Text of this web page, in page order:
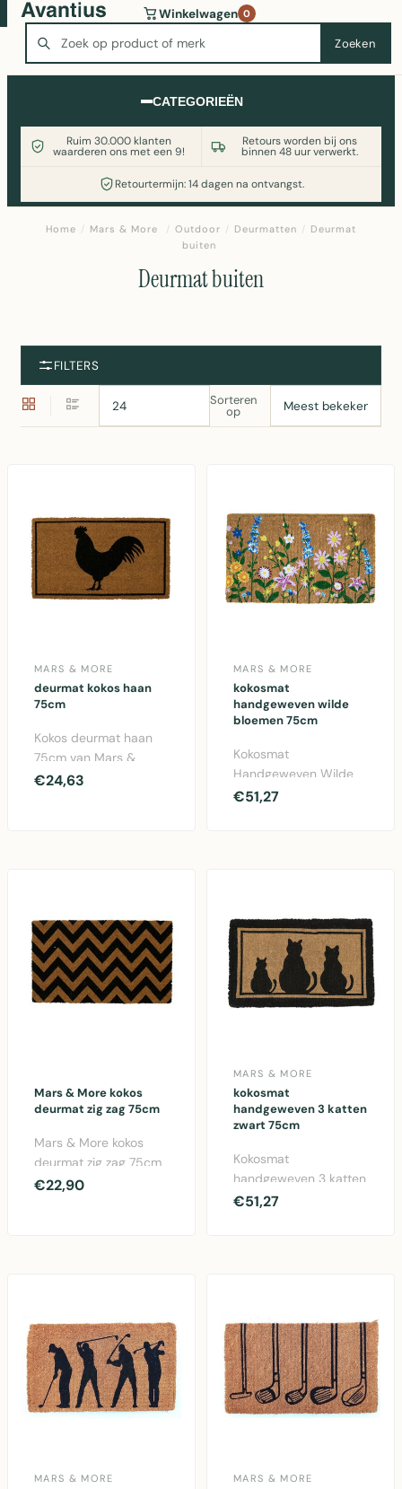
Zoeken
Winkelwagen 0
CATEGORIEËN
Ruim 30.000 klanten
waarderen ons met een 9!
Retours worden bij ons
binnen 48 uur verwerkt.
Retourtermijn: 14 dagen na ontvangst.
Wasmachine of koelkast nodig? Vergelijk alle prijzen op
Witgoedaanbod.nl
Home / Mars & More / Outdoor / Deurmatten / Deurmat
buiten
Deurmat buiten
FILTERS
Sorteren
op
MARS & MORE
deurmat kokos haan
75cm
Kokos deurmat haan
75cm van Mars &
More. Duurzame
€24,63
MARS & MORE
kokosmat
handgeweven wilde
bloemen 75cm
Kokosmat
Handgeweven Wilde
Bloemen 75cm -
€51,27
Mars & More kokos
deurmat zig zag 75cm
Mars & More kokos
deurmat zig zag 75cm
- functionele
€22,90
MARS & MORE
kokosmat
handgeweven 3 katten
zwart 75cm
Kokosmat
handgeweven 3 katten
zwart 75cm van Mars
€51,27
MARS & MORE MARS & MORE